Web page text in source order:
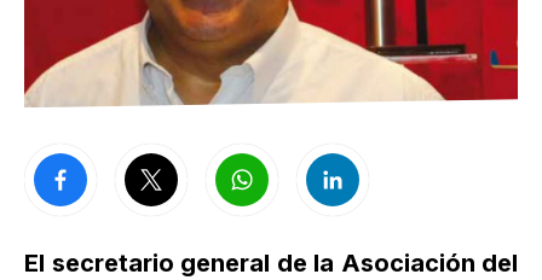
El secretario general de la Asociación del